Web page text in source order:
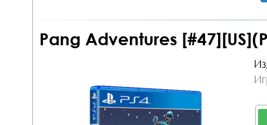
Pang Adventures